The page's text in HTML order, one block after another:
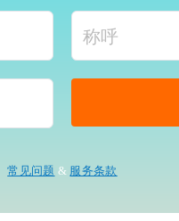
常见问题 & 服务条款